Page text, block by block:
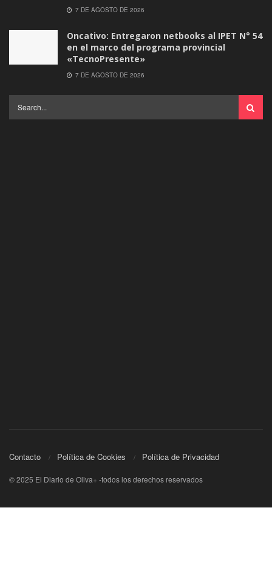
7 DE AGOSTO DE 2026
Oncativo: Entregaron netbooks al IPET N° 54
en el marco del programa provincial
«TecnoPresente»
7 DE AGOSTO DE 2026
Contacto Política de Cookies Política de Privacidad
© 2025 El Diario de Oliva+ -todos los derechos reservados